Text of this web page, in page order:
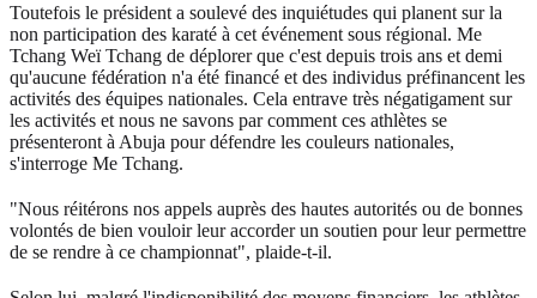
Toutefois le président a soulevé des inquiétudes qui planent sur la
non participation des karaté à cet événement sous régional. Me
Tchang Weï Tchang de déplorer que c'est depuis trois ans et demi
qu'aucune fédération n'a été financé et des individus préfinancent les
activités des équipes nationales. Cela entrave très négatigament sur
les activités et nous ne savons par comment ces athlètes se
présenteront à Abuja pour défendre les couleurs nationales,
s'interroge Me Tchang.
"Nous réitérons nos appels auprès des hautes autorités ou de bonnes
volontés de bien vouloir leur accorder un soutien pour leur permettre
de se rendre à ce championnat", plaide-t-il.